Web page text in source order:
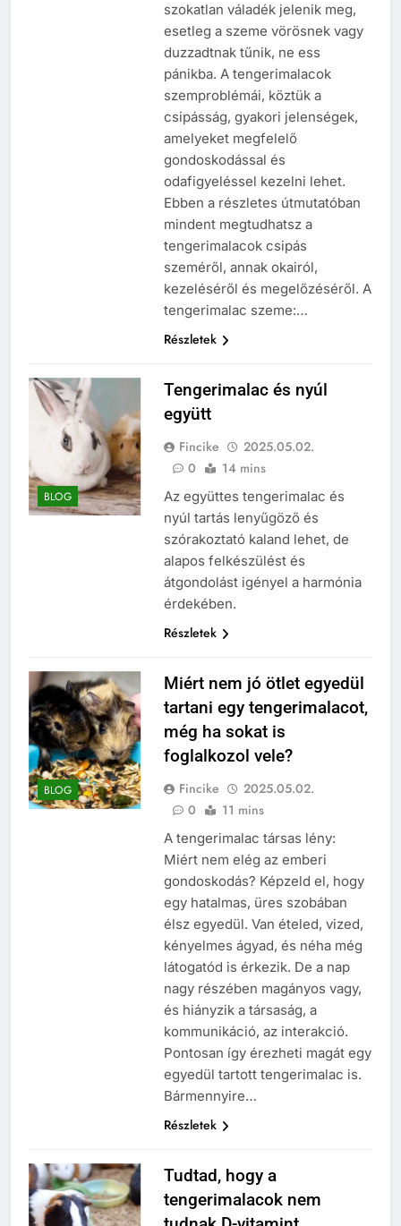
szokatlan váladék jelenik meg,
esetleg a szeme vörösnek vagy
duzzadtnak tűnik, ne ess
pánikba. A tengerimalacok
szemproblémái, köztük a
csipásság, gyakori jelenségek,
amelyeket megfelelő
gondoskodással és
odafigyeléssel kezelni lehet.
Ebben a részletes útmutatóban
mindent megtudhatsz a
tengerimalacok csipás
szeméről, annak okairól,
kezeléséről és megelőzéséről. A
tengerimalac szeme:…
Részletek
BLOG
Tengerimalac és nyúl
együtt
Fincike
2025.05.02.
0
14 mins
Az együttes tengerimalac és
nyúl tartás lenyűgöző és
szórakoztató kaland lehet, de
alapos felkészülést és
átgondolást igényel a harmónia
érdekében.
Részletek
BLOG
Miért nem jó ötlet egyedül
tartani egy tengerimalacot,
még ha sokat is
foglalkozol vele?
Fincike
2025.05.02.
0
11 mins
A tengerimalac társas lény:
Miért nem elég az emberi
gondoskodás? Képzeld el, hogy
egy hatalmas, üres szobában
élsz egyedül. Van ételed, vized,
kényelmes ágyad, és néha még
látogatód is érkezik. De a nap
nagy részében magányos vagy,
és hiányzik a társaság, a
kommunikáció, az interakció.
Pontosan így érezheti magát egy
egyedül tartott tengerimalac is.
Bármennyire…
Részletek
Tudtad, hogy a
tengerimalacok nem